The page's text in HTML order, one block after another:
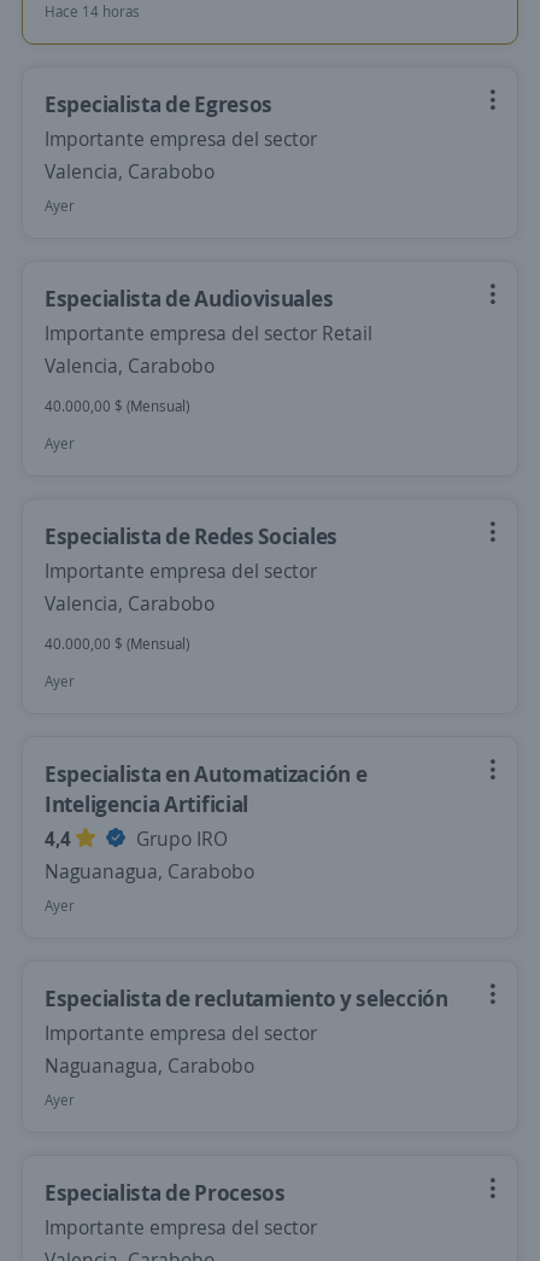
Hace 14 horas
Especialista de Egresos
Importante empresa del sector
Valencia, Carabobo
Ayer
Especialista de Audiovisuales
Importante empresa del sector Retail
Valencia, Carabobo
40.000,00 $ (Mensual)
Ayer
Especialista de Redes Sociales
Importante empresa del sector
Valencia, Carabobo
40.000,00 $ (Mensual)
Ayer
Especialista en Automatización e
Inteligencia Artificial
4,4
Grupo IRO
Naguanagua, Carabobo
Ayer
Especialista de reclutamiento y selección
Importante empresa del sector
Naguanagua, Carabobo
Ayer
Especialista de Procesos
Importante empresa del sector